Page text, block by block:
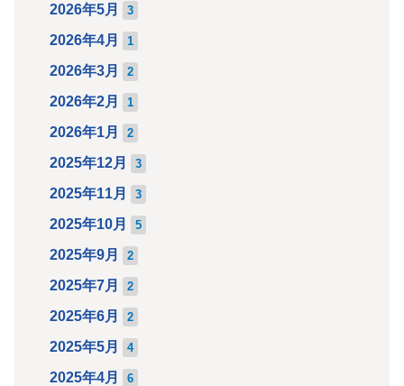
2026年5月 3
2026年4月 1
2026年3月 2
2026年2月 1
2026年1月 2
2025年12月 3
2025年11月 3
2025年10月 5
2025年9月 2
2025年7月 2
2025年6月 2
2025年5月 4
2025年4月 6